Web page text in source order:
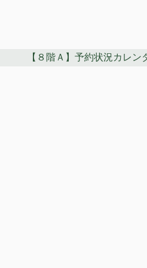
【８階Ａ】予約状況カレン